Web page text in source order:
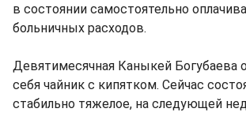
в состоянии самостоятельно
больничных расходов.
Девятимесячная Каныкей Богубаева
себя чайник с кипятком. Сейчас
стабильно тяжелое, на следующей